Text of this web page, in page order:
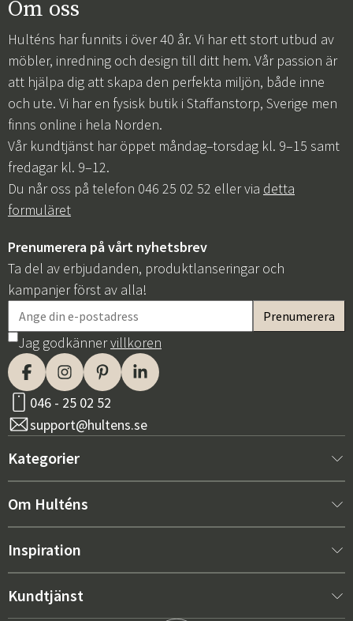
Om oss
Hulténs har funnits i över 40 år. Vi har ett stort utbud av
möbler, inredning och design till ditt hem. Vår passion är
att hjälpa dig att skapa den perfekta miljön, både inne
och ute. Vi har en fysisk butik i Staffanstorp, Sverige men
finns online i hela Norden.
Vår kundtjänst har öppet måndag–torsdag kl. 9–15 samt
fredagar kl. 9–12.
Du når oss på telefon 046 25 02 52 eller via detta
formuläret
Prenumerera på vårt nyhetsbrev
Ta del av erbjudanden, produktlanseringar och
kampanjer först av alla!
Jag godkännervillkoren
046 - 25 02 52
support@hultens.se
Kategorier
Nytt hos oss
Inredning
Utemöbler
Om Hulténs
Om Hulténs
Inspiration
Bästsäljare
Kundtjänst